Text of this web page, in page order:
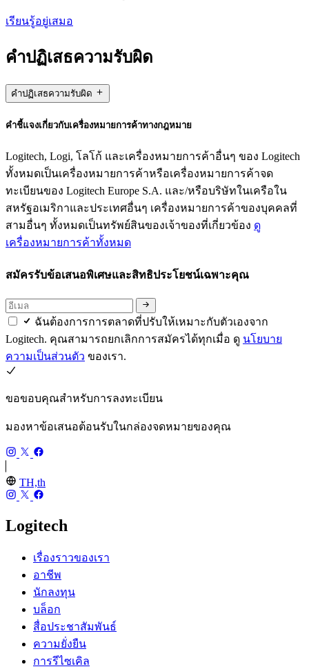
เรียนรู้อยู่เสมอ
คำปฏิเสธความรับผิด
คำปฏิเสธความรับผิด
คำชี้แจงเกี่ยวกับเครื่องหมายการค้าทางกฎหมาย
Logitech, Logi, โลโก้ และเครื่องหมายการค้าอื่นๆ ของ Logitech
ทั้งหมดเป็นเครื่องหมายการค้าหรือเครื่องหมายการค้าจด
ทะเบียนของ Logitech Europe S.A. และ/หรือบริษัทในเครือใน
สหรัฐอเมริกาและประเทศอื่นๆ เครื่องหมายการค้าของบุคคลที่
สามอื่นๆ ทั้งหมดเป็นทรัพย์สินของเจ้าของที่เกี่ยวข้อง ดู
เครื่องหมายการค้าทั้งหมด
สมัครรับข้อเสนอพิเศษและสิทธิประโยชน์เฉพาะคุณ
ฉันต้องการการตลาดที่ปรับให้เหมาะกับตัวเองจาก
Logitech. คุณสามารถยกเลิกการสมัครได้ทุกเมื่อ ดู นโยบาย
ความเป็นส่วนตัว ของเรา.
ขอขอบคุณสำหรับการลงทะเบียน
มองหาข้อเสนอต้อนรับในกล่องจดหมายของคุณ
TH,th
Logitech
เรื่องราวของเรา
อาชีพ
นักลงทุน
บล็อก
สื่อประชาสัมพันธ์
ความยั่งยืน
การรีไซเคิล